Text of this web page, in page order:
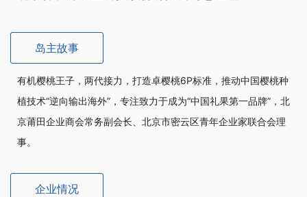
岛主故事
有机樱桃王子，两代接力，打造卓樱桃6P标准，推动中国樱桃种
植技术“逆向输出海外”，专注致力于成为“中国礼果第一品牌”，北
京莆田企业商会常务副会长、北京市密云区青年企业家联合会理
事。
企业情况